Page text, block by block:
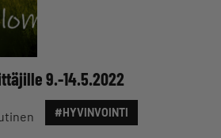
9.-14.5.2022
#HYVINVOINTI